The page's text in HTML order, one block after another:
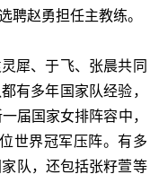
聘赵勇担任主教练。
犀、于飞、张晨共同
有多年国家队经验，
届国家女排阵容中，
世界冠军压阵。有多
队，还包括张籽萱等